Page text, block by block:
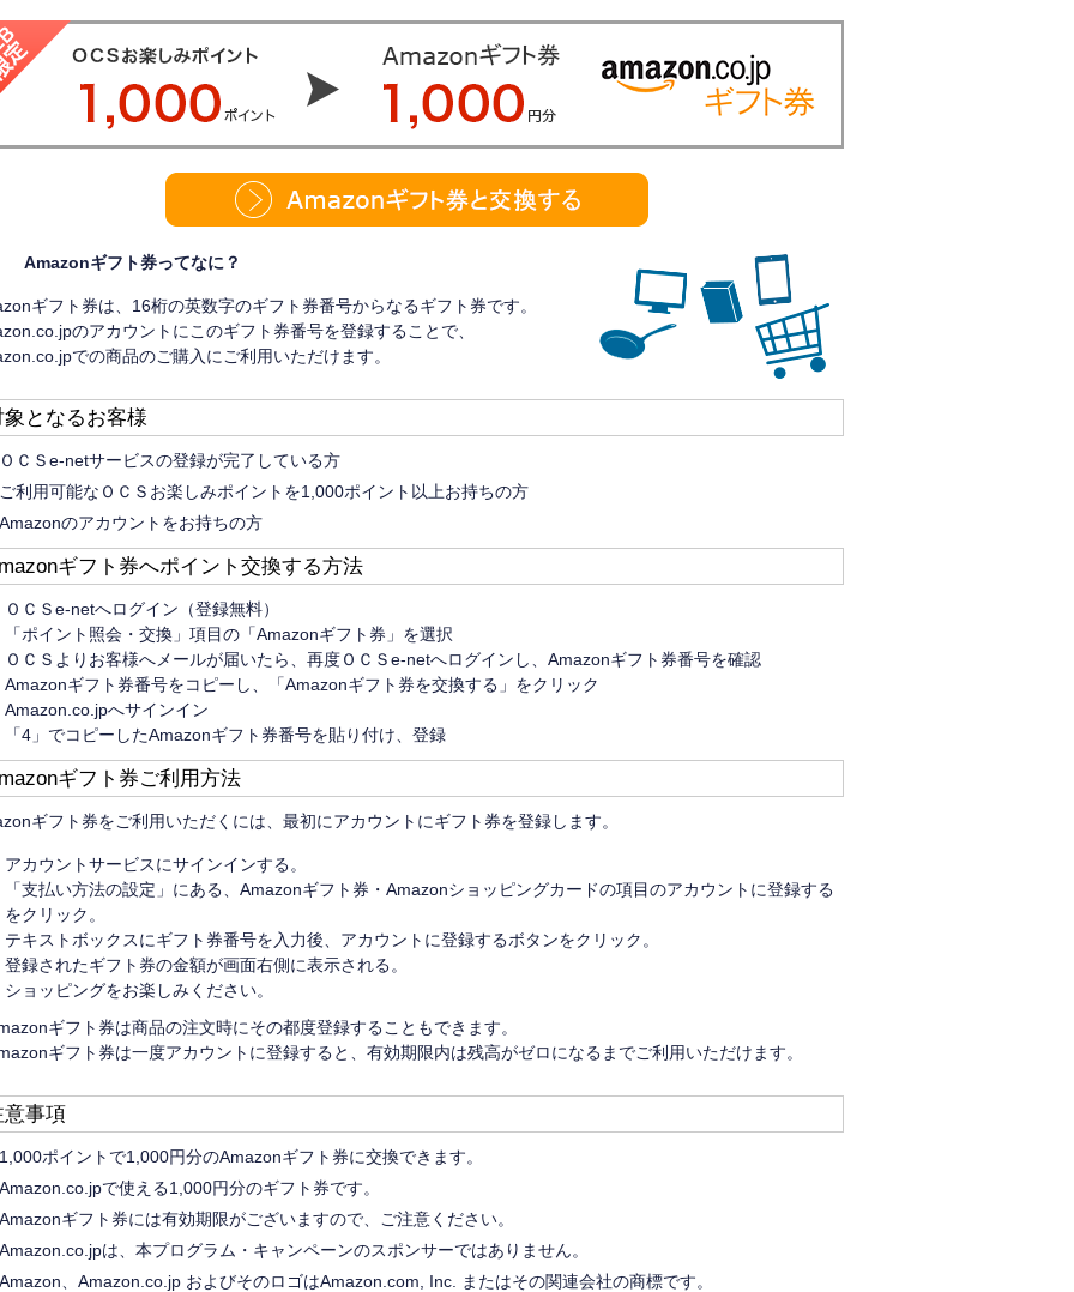
Amazonギフト券ってなに？
ギフト券は、16桁の英数字のギフト券番号からなるギフト券です。
のアカウントにこのギフト券番号を登録することで、
での商品のご購入にご利用いただけます。
象となるお客様
ＯＣＳe-netサービスの登録が完了している方
ご利用可能なＯＣＳお楽しみポイントを1,000ポイント以上お持ちの方
Amazonのアカウントをお持ちの方
ギフト券へポイント交換する方法
ＯＣＳe-netへログイン（登録無料）
「ポイント照会・交換」項目の「Amazonギフト券」を選択
ＯＣＳよりお客様へメールが届いたら、再度ＯＣＳe-netへログインし、Amazonギフト券番号を確認
Amazonギフト券番号をコピーし、「Amazonギフト券を交換する」をクリック
Amazon.co.jpへサインイン
「4」でコピーしたAmazonギフト券番号を貼り付け、登録
ギフト券ご利用方法
ギフト券をご利用いただくには、最初にアカウントにギフト券を登録します。
アカウントサービスにサインインする。
「支払い方法の設定」にある、Amazonギフト券・Amazonショッピングカードの項目のアカウントに登録する
をクリック。
テキストボックスにギフト券番号を入力後、アカウントに登録するボタンをクリック。
登録されたギフト券の金額が画面右側に表示される。
ショッピングをお楽しみください。
ギフト券は商品の注文時にその都度登録することもできます。
ギフト券は一度アカウントに登録すると、有効期限内は残高がゼロになるまでご利用いただけます。
意事項
1,000ポイントで1,000円分のAmazonギフト券に交換できます。
Amazon.co.jpで使える1,000円分のギフト券です。
Amazonギフト券には有効期限がございますので、ご注意ください。
Amazon.co.jpは、本プログラム・キャンペーンのスポンサーではありません。
Amazon、Amazon.co.jp およびそのロゴはAmazon.com, Inc. またはその関連会社の商標です。